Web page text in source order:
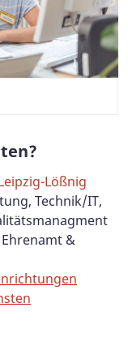
Lößnig
Technik/IT,
&